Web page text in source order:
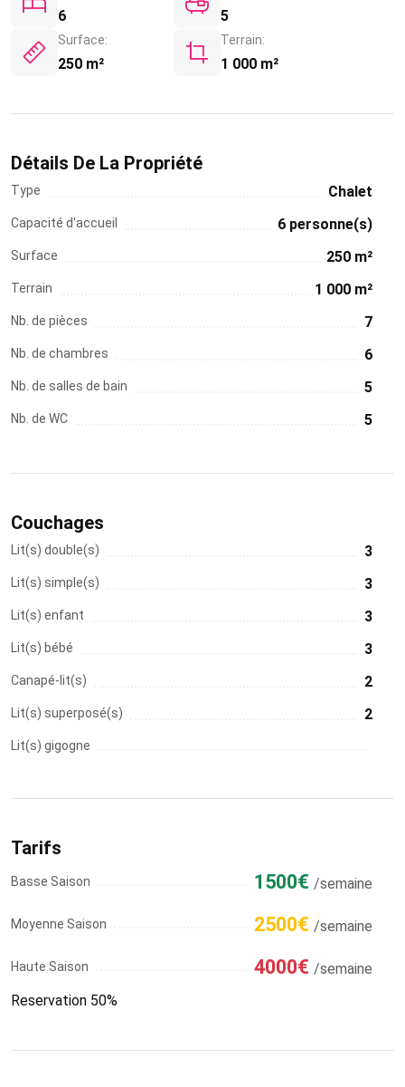
6 5
Surface:
250 m²
Terrain:
1 000 m²
Détails De La Propriété
Type Chalet
Capacité d'accueil 6 personne(s)
Surface 250 m²
Terrain 1 000 m²
Nb. de pièces 7
Nb. de chambres 6
Nb. de salles de bain 5
Nb. de WC 5
Couchages
Lit(s) double(s) 3
Lit(s) simple(s) 3
Lit(s) enfant 3
Lit(s) bébé 3
Canapé-lit(s) 2
Lit(s) superposé(s) 2
Lit(s) gigogne
Tarifs
Basse Saison 1500€ /semaine
Moyenne Saison 2500€ /semaine
Haute Saison 4000€ /semaine
Reservation 50%